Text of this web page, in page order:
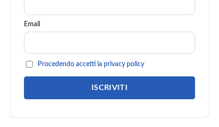
Email
Procedendo accetti la privacy policy